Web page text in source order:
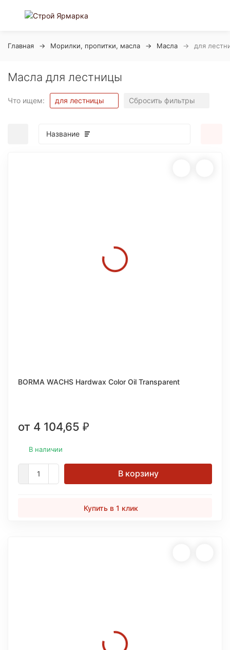
Главная Морилки, пропитки, масла Масла для
Масла для лестницы
Что ищем: для лестницы Сбросить фильтры
Название
BORMA WACHS Hardwax Color Oil Transparent
от 4 104,65 ₽
В наличии
В корзину
Купить в 1 клик